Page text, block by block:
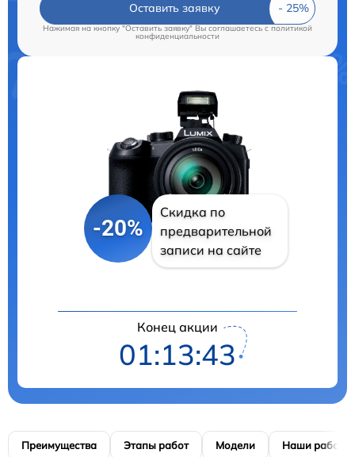
Оставить заявку
Нажимая на кнопку "Оставить заявку" Вы соглашаетесь cполитикой
конфиденциальности
-20%
Скидка по
предварительной
записи на сайте
Конец акции
01:13:41
Преимущества Этапы работ Модели Наши работы